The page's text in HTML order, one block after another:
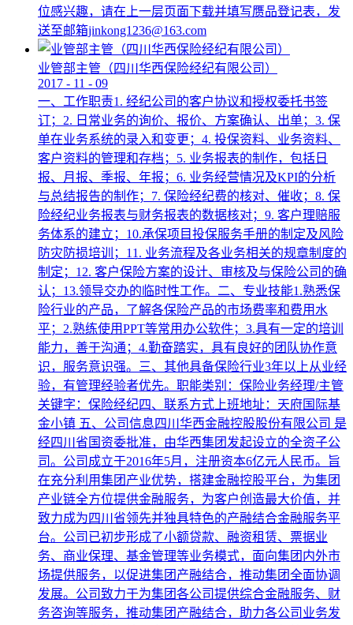
位感兴趣，请在上一层页面下载并填写赝品登记表，发
送至邮箱jinkong1236@163.com
业管部主管（四川华西保险经纪有限公司）
2017 - 11 - 09
一、工作职责1. 经纪公司的客户协议和授权委托书签
订；2. 日常业务的询价、报价、方案确认、出单；3. 保
单在业务系统的录入和变更；4. 投保资料、业务资料、
客户资料的管理和存档；5. 业务报表的制作，包括日
报、月报、季报、年报；6. 业务经营情况及KPI的分析
与总结报告的制作；7. 保险经纪费的核对、催收；8. 保
险经纪业务报表与财务报表的数据核对；9. 客户理赔服
务体系的建立；10.承保项目投保服务手册的制定及风险
防灾防损培训；11. 业务流程及各业务相关的规章制度的
制定；12. 客户保险方案的设计、审核及与保险公司的确
认；13.领导交办的临时性工作。二、专业技能1.熟悉保
险行业的产品，了解各保险产品的市场费率和费用水
平；2.熟练使用PPT等常用办公软件；3.具有一定的培训
能力，善于沟通；4.勤奋踏实，具有良好的团队协作意
识，服务意识强。三、其他具备保险行业3年以上从业经
验，有管理经验者优先。职能类别：保险业务经理/主管
关键字：保险经纪四、联系方式上班地址：天府国际基
金小镇 五、公司信息四川华西金融控股股份有限公司 是
经四川省国资委批准，由华西集团发起设立的全资子公
司。公司成立于2016年5月，注册资本6亿元人民币。旨
在充分利用集团产业优势，搭建金融控股平台，为集团
产业链全方位提供金融服务，为客户创造最大价值，并
致力成为四川省领先并独具特色的产融结合金融服务平
台。公司已初步形成了小额贷款、融资租赁、票据业
务、商业保理、基金管理等业务模式，面向集团内外市
场提供服务，以促进集团产融结合，推动集团全面协调
发展。公司致力于为集团各公司提供综合金融服务、财
务咨询等服务，推动集团产融结合，助力各公司业务发